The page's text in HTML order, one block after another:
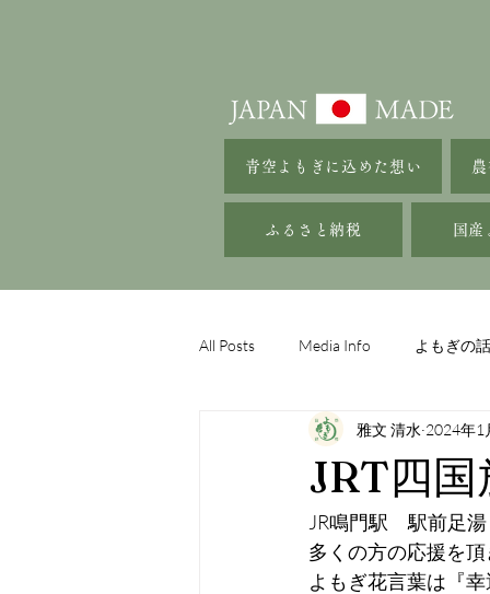
青空よもぎに込めた想い
ふるさと納税 国
All Posts Media Info よもぎの話
JRT四
雅文 清水 2024年1
JR鳴門駅　駅前足
多くの方の応援を
よもぎ花言葉は『